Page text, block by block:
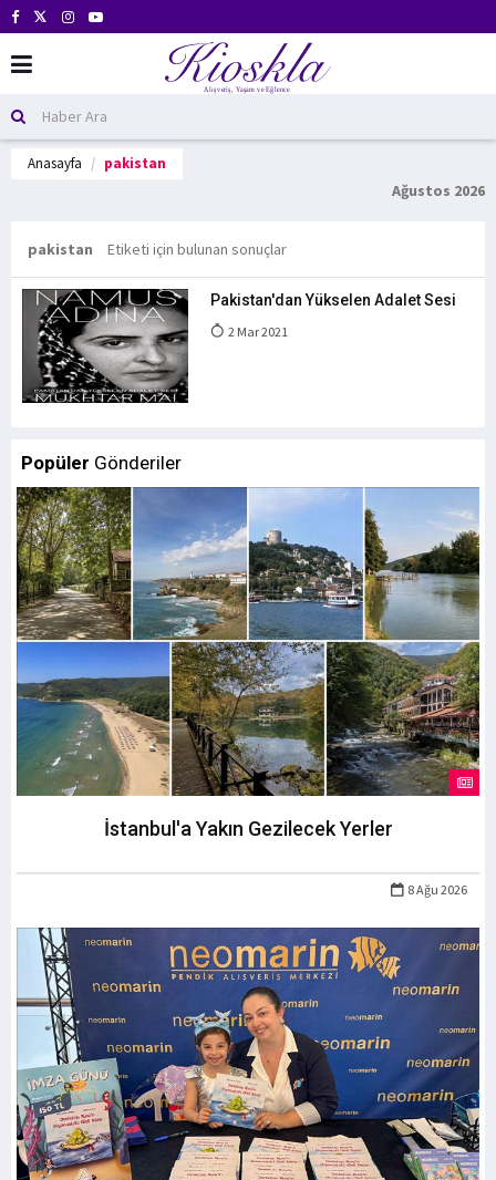
Anasayfa pakistan
Ağustos 2026
pakistan Etiketi için bulunan sonuçlar
Pakistan'dan Yükselen Adalet Sesi
2 Mar 2021
Popüler Gönderiler
İstanbul'a Yakın Gezilecek Yerler
8 Ağu 2026